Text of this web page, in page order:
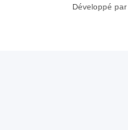
Développé par